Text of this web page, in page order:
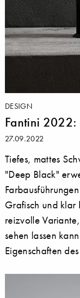
DESIGN
Fantini 2022:
27.09.2022
Tiefes, mattes
"Deep Black"
Grafisch und klar
reizvolle
sehen lassen
Eigenschaften